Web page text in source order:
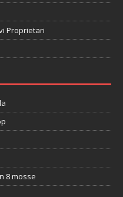
Proprietari
8 mosse